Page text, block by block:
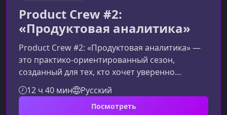
Product Crew #2:
«Продуктовая аналитика»
Product Crew #2: «Продуктовая аналитика» —
это практико‑ориентированный сезон,
созданный для тех, кто хочет уверенно
опираться на данные при построении
продуктовой стратегии. Программа помогает
увидеть весь аналитический контур продукта
12 ч 40 мин Русский
Посмотреть